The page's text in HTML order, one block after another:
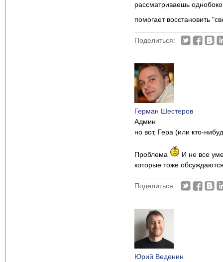
рассматриваешь
помогает восстановить
Поделиться:
Герман Шестеров
Админ
но вот, Гера (или кто-
Проблема
И не все
которые тоже
Поделиться:
Юрий Веденин